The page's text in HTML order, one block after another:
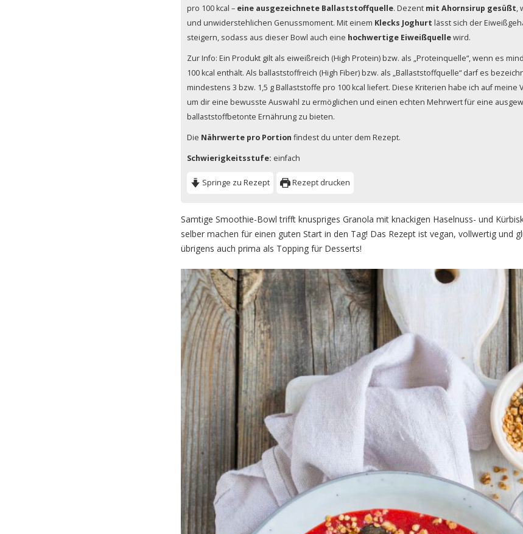
pro 100 kcal – eine ausgezeichnete Ballaststoffquelle. Dezent mit Ahornsirup gesüßt,
und unwiderstehlichen Genussmoment. Mit einem Klecks Joghurt lässt sich der
steigern, sodass aus dieser Bowl auch eine hochwertige Eiweißquellewird.
Zur Info: Ein Produkt gilt als eiweißreich (High Protein) bzw. als „Proteinquelle“, wenn es
100 kcal enthält. Als ballaststoffreich (High Fiber) bzw. als „Ballaststoffquelle“ darf es
mindestens 3 bzw. 1,5 g Ballaststoffe pro 100 kcal liefert. Diese Kriterien habe ich auf meine
um dir eine bewusste Auswahl zu ermöglichen und einen echten Mehrwert für eine
ballaststoffbetonte Ernährung zu bieten.
Die Nährwerte pro Portion findest du unter dem Rezept.
Schwierigkeitsstufe: einfach
Springe zu Rezept Rezept drucken
Samtige Smoothie-Bowl trifft knuspriges Granola mit knackigen Haselnuss- und
selber machen für einen guten Start in den Tag! Das Rezept ist vegan, vollwertig und
übrigens auch prima als Topping für Desserts!